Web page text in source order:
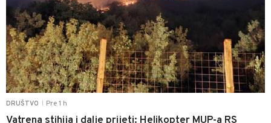
DRUŠTVO Pre 1 h